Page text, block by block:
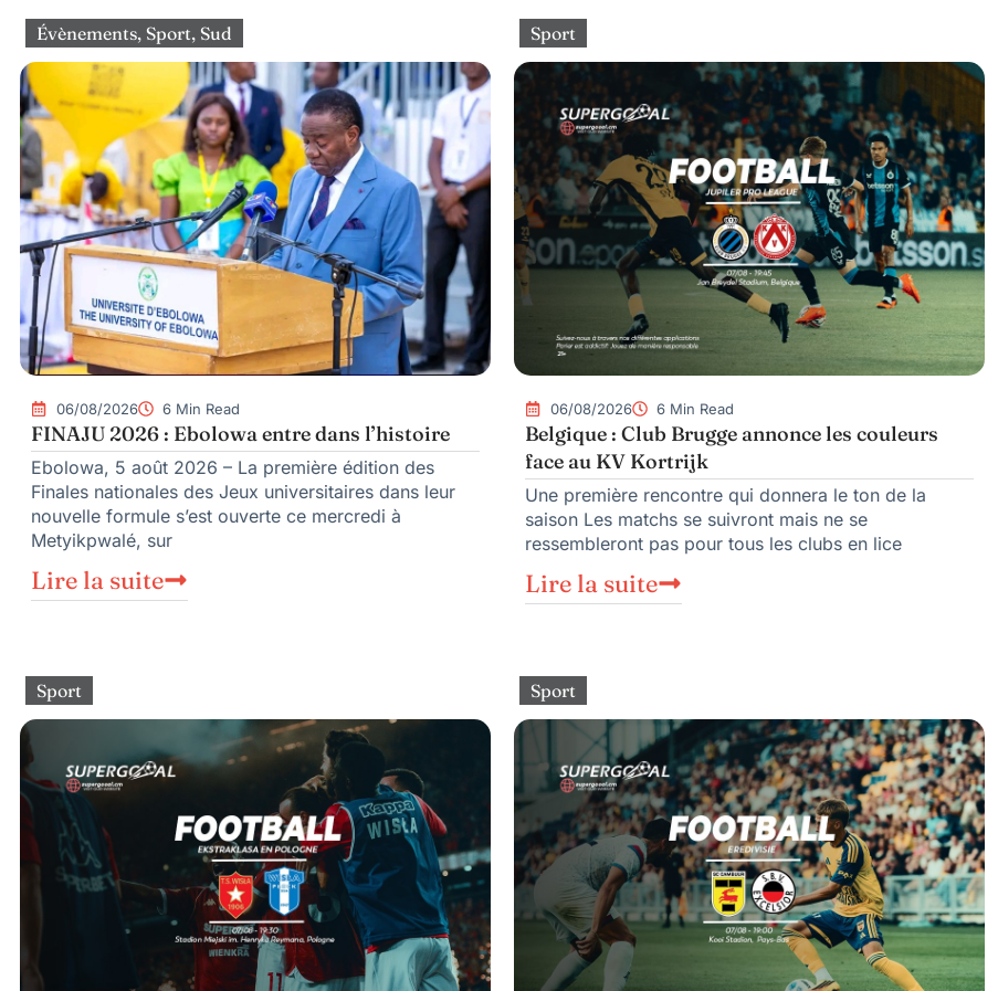
Évènements, Sport, Sud
06/08/2026 6 Min Read
FINAJU 2026 : Ebolowa entre dans l’histoire
Ebolowa, 5 août 2026 – La première édition des
Finales nationales des Jeux universitaires dans leur
nouvelle formule s’est ouverte ce mercredi à
Metyikpwalé, sur
Lire la suite
Sport
06/08/2026 6 Min Read
Belgique : Club Brugge annonce les couleurs
face au KV Kortrijk
Une première rencontre qui donnera le ton de la
saison Les matchs se suivront mais ne se
ressembleront pas pour tous les clubs en lice
Lire la suite
Sport Sport